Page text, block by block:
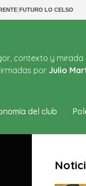
|FUTURO LO CELSO
contexto y
por Julio
del club